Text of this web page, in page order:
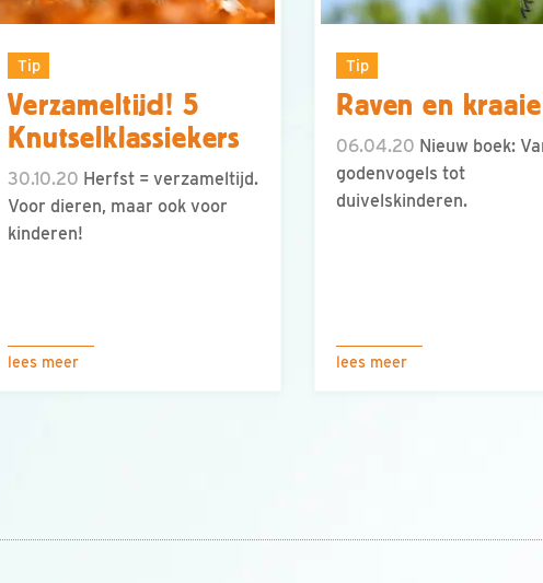
Tip
Verzameltijd! 5
Knutselklassiekers
30.10.20 Herfst = verzameltijd.
Voor dieren, maar ook voor
kinderen!
lees meer
Tip
Raven en
06.04.20 Nieuw boek:
godenvogels tot
duivelskinderen.
lees meer